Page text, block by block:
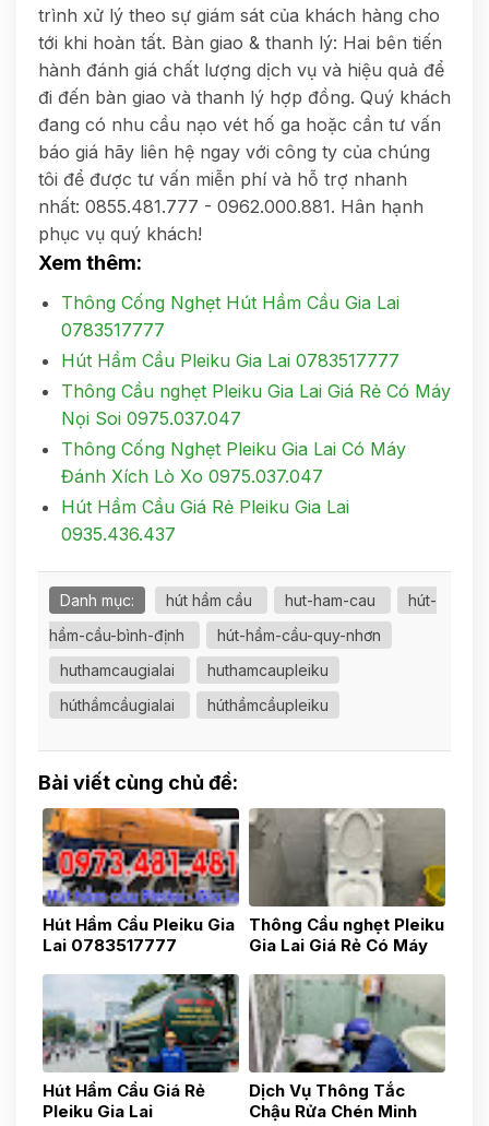
trình xử lý theo sự giám sát của khách hàng cho
tới khi hoàn tất. Bàn giao & thanh lý: Hai bên tiến
hành đánh giá chất lượng dịch vụ và hiệu quả để
đi đến bàn giao và thanh lý hợp đồng. Quý khách
đang có nhu cầu nạo vét hố ga hoặc cần tư vấn
báo giá hãy liên hệ ngay với công ty của chúng
tôi để được tư vấn miễn phí và hỗ trợ nhanh
nhất: 0855.481.777 - 0962.000.881. Hân hạnh
phục vụ quý khách!
Xem thêm:
Thông Cống Nghẹt Hút Hầm Cầu Gia Lai
0783517777
Hút Hầm Cầu Pleiku Gia Lai 0783517777
Thông Cầu nghẹt Pleiku Gia Lai Giá Rẻ Có Máy
Nọi Soi 0975.037.047
Thông Cống Nghẹt Pleiku Gia Lai Có Máy
Đánh Xích Lò Xo 0975.037.047
Hút Hầm Cầu Giá Rẻ Pleiku Gia Lai
0935.436.437
Danh mục: hút hầm cầu hut-ham-cau
hút-
hầm-cầu-bình-định
hút-hầm-cầu-quy-nhơn
huthamcaugialai
huthamcaupleiku
húthầmcầugialai
húthầmcầupleiku
Bài viết cùng chủ đề:
Hút Hầm Cầu Pleiku Gia
Lai 0783517777
Thông Cầu nghẹt Pleiku
Gia Lai Giá Rẻ Có Máy
Hút Hầm Cầu Giá Rẻ
Pleiku Gia Lai
Dịch Vụ Thông Tắc
Chậu Rửa Chén Minh